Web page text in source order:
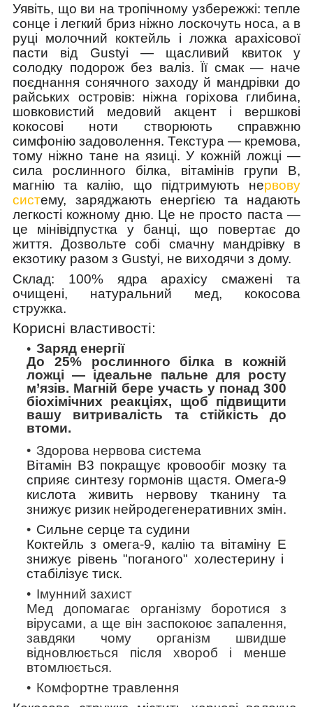
Уявіть, що ви на тропічному узбережжі: тепле
сонце і легкий бриз ніжно лоскочуть носа, а в
руці молочний коктейль і ложка арахісової
пасти від Gustyi — щасливий квиток у
солодку подорож без валіз. Її смак — наче
поєднання сонячного заходу й мандрівки до
райських островів: ніжна горіхова глибина,
шовковистий медовий акцент і вершкові
кокосові ноти створюють справжню
симфонію задоволення. Текстура — кремова,
тому ніжно тане на язиці. У кожній ложці —
сила рослинного білка, вітамінів групи B,
магнію та калію, що підтримують нервову
систему, заряджають енергією та надають
легкості кожному дню. Це не просто паста —
це мінівідпустка у банці, що повертає до
життя. Дозвольте собі смачну мандрівку в
екзотику разом з Gustyi, не виходячи з дому.
Склад: 100% ядра арахісу смажені та
очищені, натуральний мед, кокосова
стружка.
Корисні властивості:
Заряд енергії
До 25% рослинного білка в кожній
ложці — ідеальне пальне для росту
м’язів. Магній бере участь у понад 300
біохімічних реакціях, щоб підвищити
вашу витривалість та стійкість до
втоми.
Здорова нервова система
Вітамін B3 покращує кровообіг мозку та
сприяє синтезу гормонів щастя. Омега-9
кислота живить нервову тканину та
знижує ризик нейродегенеративних змін.
Сильне серце та судини
Коктейль з омега-9, калію та вітаміну Е
знижує рівень "поганого" холестерину і
стабілізує тиск.
Імунний захист
Мед допомагає організму боротися з
вірусами, а ще він заспокоює запалення,
завдяки чому організм швидше
відновлюється після хвороб і менше
втомлюється.
Комфортне травлення